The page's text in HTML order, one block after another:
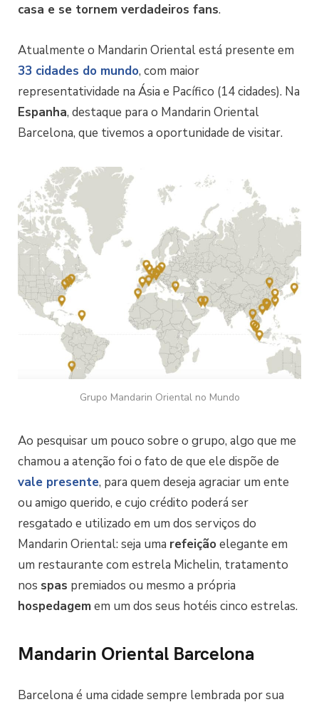
casa e se tornem verdadeiros fans.
Atualmente o Mandarin Oriental está presente em
33 cidades do mundo, com maior
representatividade na Ásia e Pacífico (14 cidades). Na
Espanha, destaque para o Mandarin Oriental
Barcelona, que tivemos a oportunidade de visitar.
Grupo Mandarin Oriental no Mundo
Ao pesquisar um pouco sobre o grupo, algo que me
chamou a atenção foi o fato de que ele dispõe de
vale presente, para quem deseja agraciar um ente
ou amigo querido, e cujo crédito poderá ser
resgatado e utilizado em um dos serviços do
Mandarin Oriental: seja uma refeição elegante em
um restaurante com estrela Michelin, tratamento
nos spas premiados ou mesmo a própria
hospedagemem um dos seus hotéis cinco estrelas.
Mandarin Oriental Barcelona
Barcelona é uma cidade sempre lembrada por sua